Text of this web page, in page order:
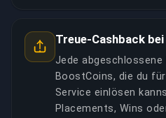
Treue-Cashback
Jede
BoostCoins, die du
Service einlösen
Placements, Wins